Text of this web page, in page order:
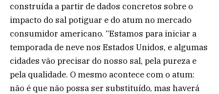
construída a partir de dados concretos sobre o
impacto do sal potiguar e do atum no mercado
consumidor americano. “Estamos para iniciar a
temporada de neve nos Estados Unidos, e algumas
cidades vão precisar do nosso sal, pela pureza e
pela qualidade. O mesmo acontece com o atum:
não é que não possa ser substituído, mas haverá